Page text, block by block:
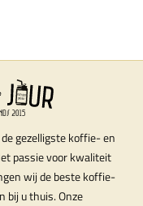
de gezelligste koffie- en
passie voor kwaliteit
wij de beste koffie-
bij u thuis. Onze